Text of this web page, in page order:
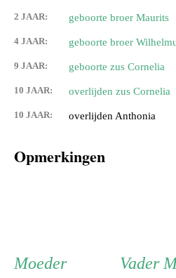
2 JAAR: geboorte broer Maurits
4 JAAR: geboorte broer
9 JAAR: geboorte zus Cornelia
10 JAAR: overlijden zus Cornelia
10 JAAR: overlijden Anthonia
Opmerkingen
Vader
MoederMoeder